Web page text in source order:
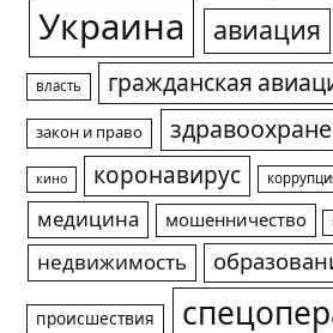
Украина авиация
власть гражданская
закон и право
кино коронавирус
медицина
мошенничество
недвижимость
происшествия